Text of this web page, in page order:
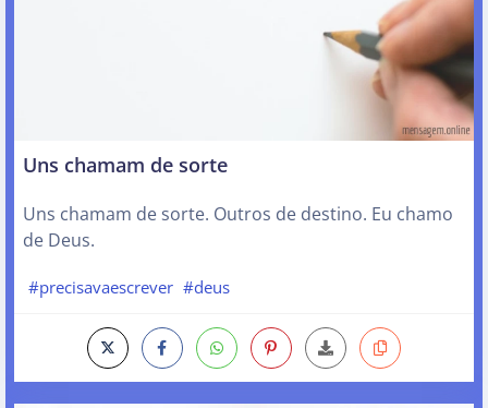
Uns chamam de sorte
Uns chamam de sorte. Outros de destino. Eu chamo
de Deus.
#precisavaescrever #deus